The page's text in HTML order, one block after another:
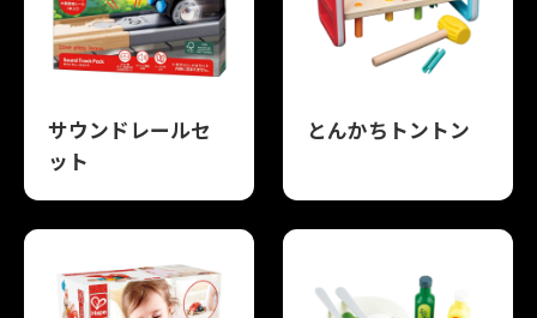
サウンドレールセ
ット
とんかちトントン